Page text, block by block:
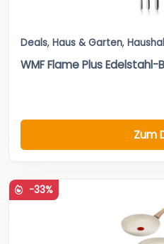
Deals, Haus & Garten,
WMF Flame Plus Edelstahl-
Zum
-33%